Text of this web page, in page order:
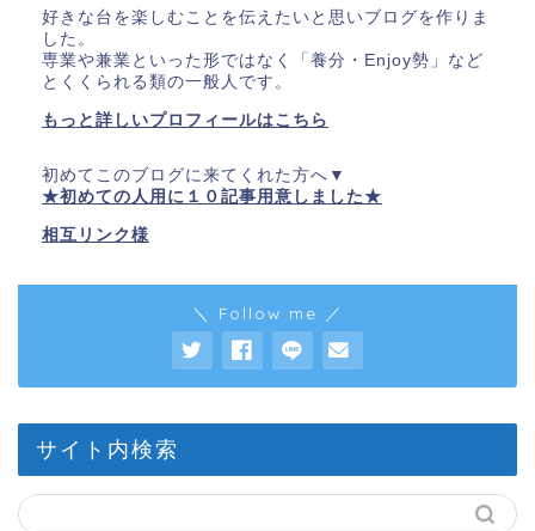
好きな台を楽しむことを伝えたいと思いブログを作りま
した。
専業や兼業といった形ではなく「養分・Enjoy勢」など
とくくられる類の一般人です。
もっと詳しいプロフィールはこちら
初めてこのブログに来てくれた方へ▼
★初めての人用に１０記事用意しました★
相互リンク様
＼ Follow me ／
サイト内検索